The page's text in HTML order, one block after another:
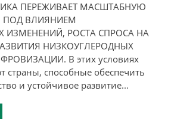
ПЕРЕЖИВАЕТ МАСШТАБНУЮ
ВЛИЯНИЕМ
ИЗМЕНЕНИЙ, РОСТА СПРОСА НА
НИЗКОУГЛЕРОДНЫХ
В этих условиях
страны, способные обеспечить
и устойчивое развитие...